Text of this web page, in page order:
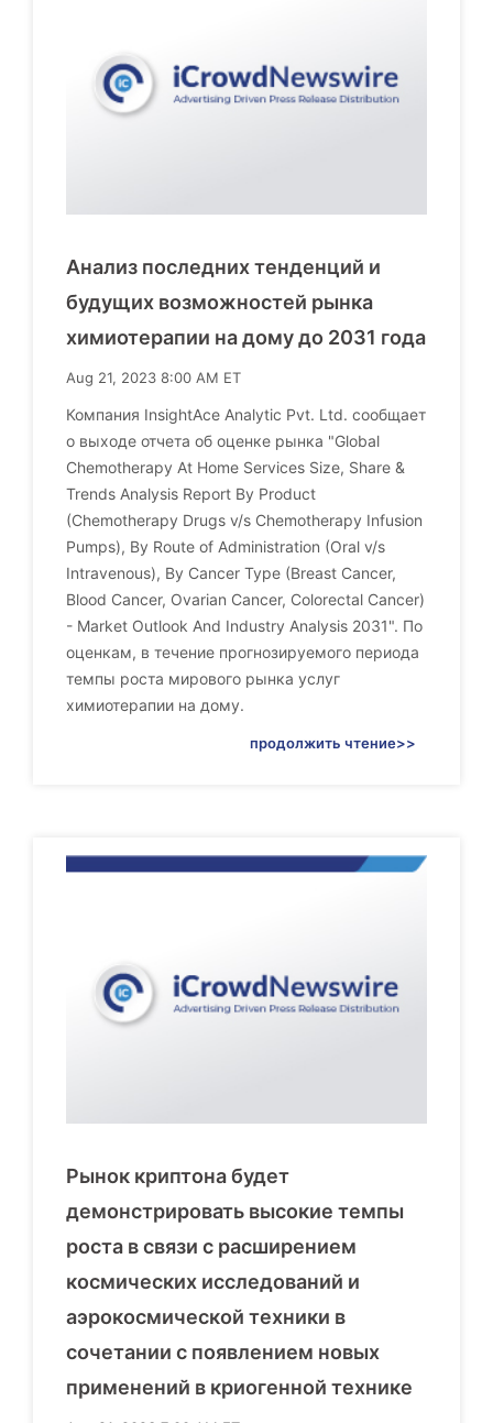
Анализ последних тенденций и
будущих возможностей рынка
химиотерапии на дому до 2031 года
Aug 21, 2023 8:00 AM ET
Компания InsightAce Analytic Pvt. Ltd. сообщает
о выходе отчета об оценке рынка "Global
Chemotherapy At Home Services Size, Share &
Trends Analysis Report By Product
(Chemotherapy Drugs v/s Chemotherapy Infusion
Pumps), By Route of Administration (Oral v/s
Intravenous), By Cancer Type (Breast Cancer,
Blood Cancer, Ovarian Cancer, Colorectal Cancer)
- Market Outlook And Industry Analysis 2031". По
оценкам, в течение прогнозируемого периода
темпы роста мирового рынка услуг
химиотерапии на дому.
продолжить чтение>>
Рынок криптона будет
демонстрировать высокие темпы
роста в связи с расширением
космических исследований и
аэрокосмической техники в
сочетании с появлением новых
применений в криогенной технике